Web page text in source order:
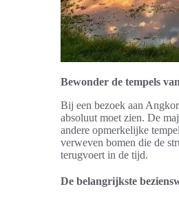
Bewonder de tempels
Bij een bezoek aan
absoluut moet zien. De
andere opmerkelijke
verweven bomen die de
terugvoert in de tijd.
De belangrijkste